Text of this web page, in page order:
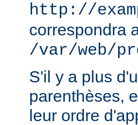
http://
correspondra
/var/web/
S'il y a plus
parenthèses,
leur ordre